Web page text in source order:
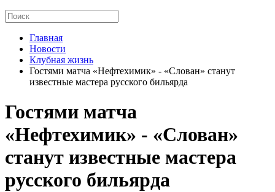
Главная
Новости
Клубная жизнь
Гостями матча «Нефтехимик» - «Слован» станут
известные мастера русского бильярда
Гостями матча
«Нефтехимик» - «Слован»
станут известные мастера
русского бильярда